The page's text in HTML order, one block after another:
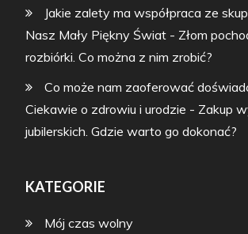
Jakie zalety ma współpraca ze
Nasz Mały Piękny Świat - Złom
rozbiórki. Co można z nim zrobić?
Co może nam zaoferować
Ciekawie o zdrowiu i urodzie - Zakup
jubilerskich. Gdzie warto go dokonać?
KATEGORIE
Mój czas wolny